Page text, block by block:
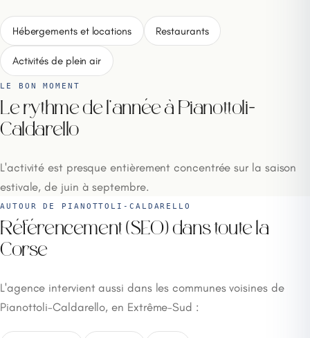
Hébergements et locations Restaurants
Activités de plein air
LE BON MOMENT
Le rythme de l'année à Pianottoli-
Caldarello
L'activité est presque entièrement concentrée sur la saison
estivale, de juin à septembre.
AUTOUR DE PIANOTTOLI-CALDARELLO
Référencement (SEO) dans toute la
Corse
L'agence intervient aussi dans les communes voisines de
Pianottoli-Caldarello, en Extrême-Sud :